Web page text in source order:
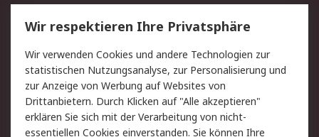
Service
Value Added Services
Lieferlösungen
Rücksendung/Entsorgung Kontakt
Hilfe
Rechtliches
Wir respektieren Ihre Privatsphäre
Wir verwenden Cookies und andere Technologien zur
statistischen Nutzungsanalyse, zur Personalisierung und
zur Anzeige von Werbung auf Websites von
Drittanbietern. Durch Klicken auf "Alle akzeptieren"
erklären Sie sich mit der Verarbeitung von nicht-
essentiellen Cookies einverstanden. Sie können Ihre